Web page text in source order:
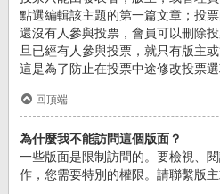
點選編輯該主題的第一篇文章；投
還沒有人參與投票，會員可以刪除
旦已經有人參與投票，就只有版主
這是為了防止在投票中途修改投票選
回頂端
為什麼我不能訪問這個版面？
一些版面是限制訪問的。要檢視、
作，您需要特別的權限。請聯繫版主